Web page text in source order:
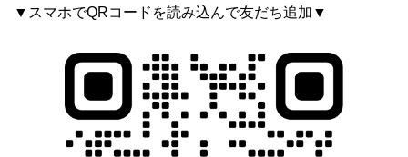
▼スマホでQRコードを読み込んで友だち追加▼